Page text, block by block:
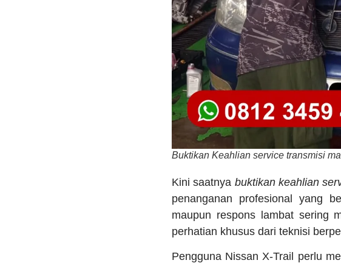
Buktikan Keahlian service transmisi
Kini saatnya buktikan keahlian
penanganan profesional yang
maupun respons lambat sering
perhatian khusus dari teknisi
Pengguna Nissan X-Trail perlu